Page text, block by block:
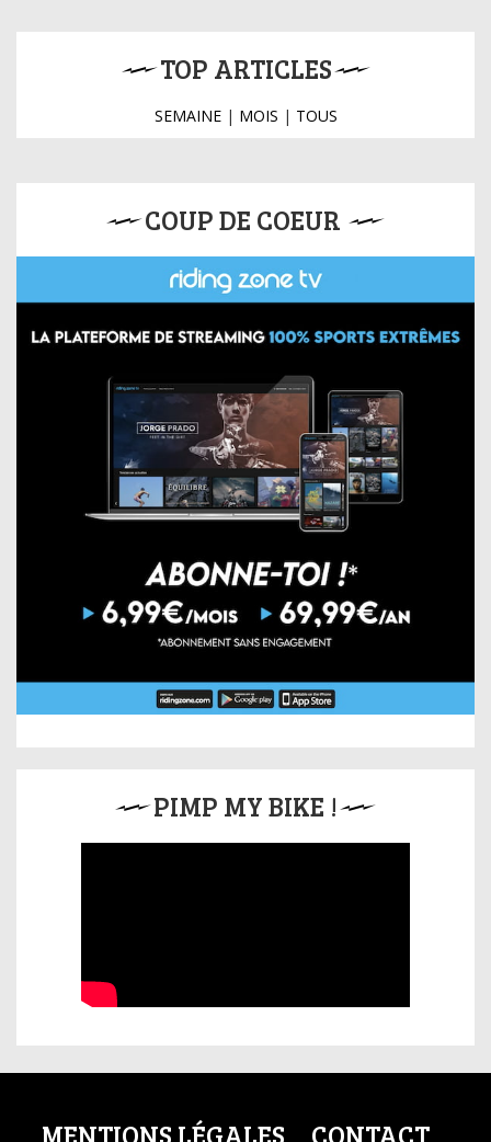
TOP ARTICLES
SEMAINE| MOIS | TOUS
COUP DE COEUR
PIMP MY BIKE !
MENTIONS LÉGALES CONTACT